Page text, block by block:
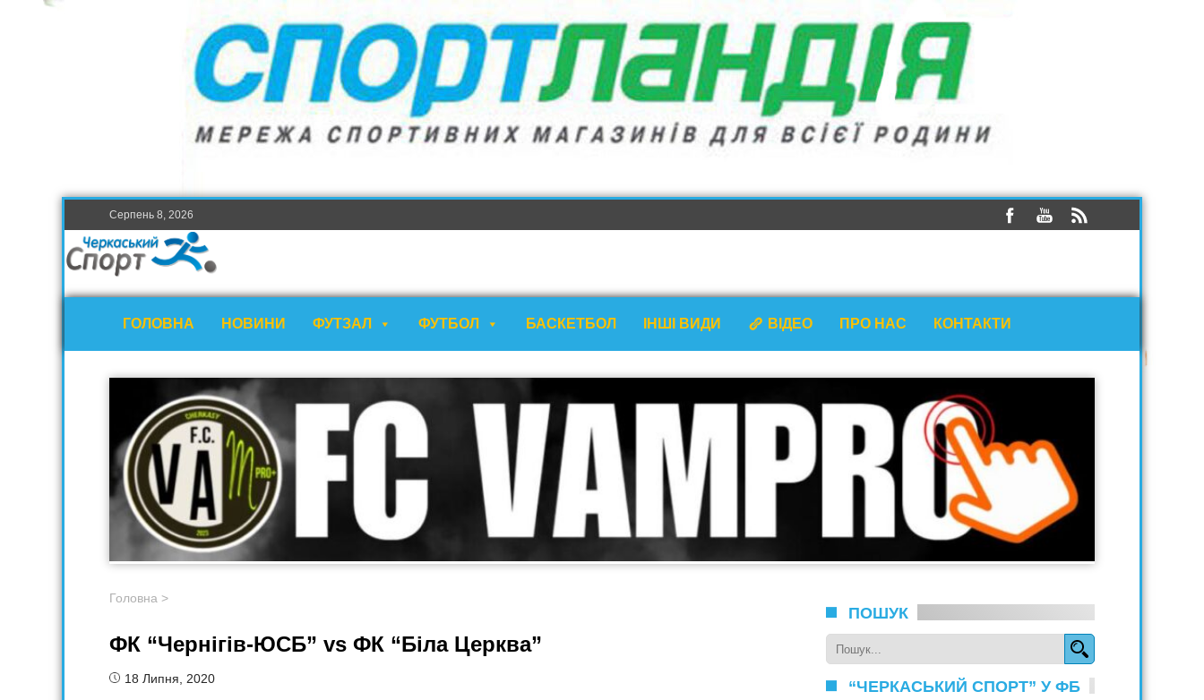
Серпень 8, 2026
ГОЛОВНА НОВИНИ ФУТЗАЛ ФУТБОЛ БАСКЕТБОЛ ІНШІ ВИДИ ВІДЕО ПРО НАС КОНТАКТИ
Головна >
ФК “Чернігів-ЮСБ” vs ФК “Біла Церква”
18 Липня, 2020
ПОШУК
“ЧЕРКАСЬКИЙ СПОРТ” У ФБ